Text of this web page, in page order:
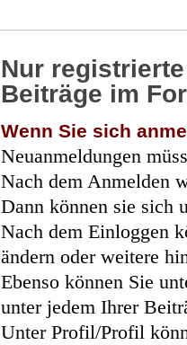
Nur
Beiträge im
Wenn Sie sich
Neuanmeldungen
Nach dem Anmelden
Dann können sie sich
Nach dem Einloggen
ändern oder weitere
Ebenso können Sie
unter jedem Ihrer
Unter Profil/Profil